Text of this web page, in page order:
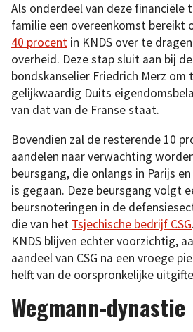
Als onderdeel van deze financiële
familie een overeenkomst bereikt
40 procent in KNDS over te
overheid. Deze stap sluit aan bij
bondskanselier Friedrich Merz om
gelijkwaardig Duits
van dat van de Franse staat.
Bovendien zal de resterende 10
aandelen naar verwachting
beursgang, die onlangs in Parijs
is gegaan. Deze beursgang volgt
beursnoteringen in de
die van het Tsjechische bedrijf CSG
KNDS blijven echter voorzichtig,
aandeel van CSG na een vroege
helft van de oorspronkelijke
Wegmann-dynastie